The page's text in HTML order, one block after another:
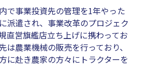
で事業投資先の管理を1年やった
派遣され、事業改革のプロジェク
直営旗艦店⽴ち上げに携わってお
は農業機械の販売を行っており、
に赴き農家の方々にトラクターを